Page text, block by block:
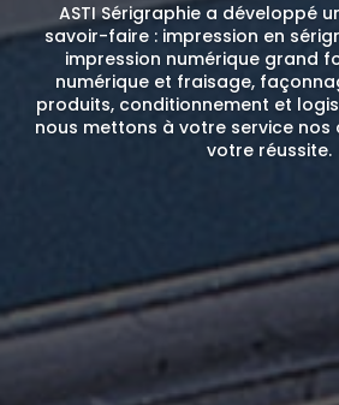
ASTI Sérigraphiea développé
savoir-faire : impression en
impression numérique grand
numérique et fraisage,
produits, conditionnement et
nous mettons à votre service nos
votre réussite.